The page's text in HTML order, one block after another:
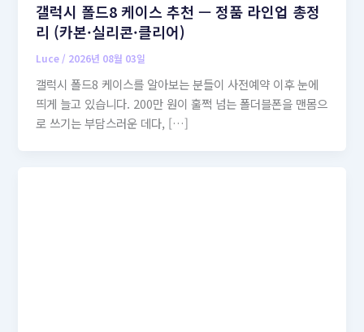
갤럭시 폴드8 케이스 추천 — 정품 라인업 총정
리 (카본·실리콘·클리어)
Luce / 2026년 08월 03일
갤럭시 폴드8 케이스를 알아보는 분들이 사전예약 이후 눈에
띄게 늘고 있습니다. 200만 원이 훌쩍 넘는 폴더블폰을 맨몸으
로 쓰기는 부담스러운 데다, […]